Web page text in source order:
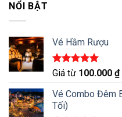
NỔI BẬT
Vé Hầm Rượu
Được xếp
5 sao
Giá từ 100.000 ₫
Vé Combo Đêm
Tối)